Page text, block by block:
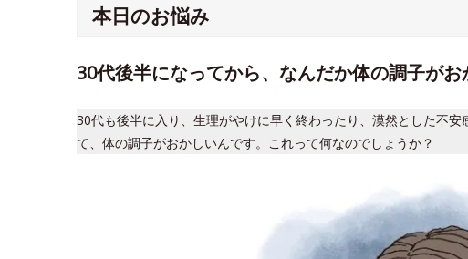
本日のお悩み
30代後半になってから、なんだか体の調子が
30代も後半に入り、生理がやけに早く終わったり、漠然とした不
て、体の調子がおかしいんです。これって何なのでしょうか？